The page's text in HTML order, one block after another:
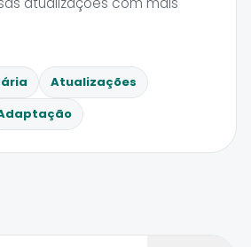
Atualizações